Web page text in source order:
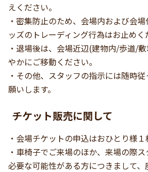
えください。
・密集防止のため、会場内および会
ッズのトレーディング行為はお止めく
・退場後は、会場近辺(建物内/歩道/
やかにご移動ください。
・その他、スタッフの指示には随時
願いします。
チケット販売に関して
・会場チケットの申込はおひとり様１
・車椅子でご来場のほか、来場の際
必要な可能性がある方につきまして